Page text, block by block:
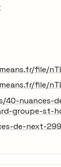
file/
file/
40-
groupe-st-
de-next-